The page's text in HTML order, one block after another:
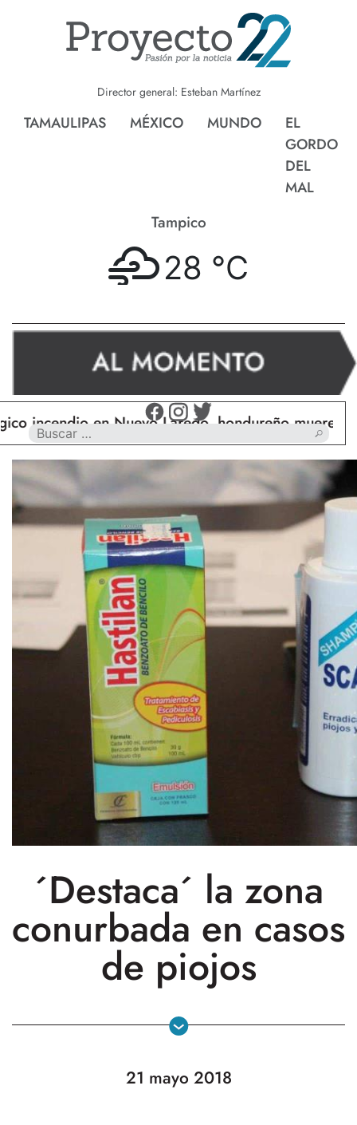
Director general: Esteban Martínez
TAMAULIPAS MÉXICO MUNDO
EL
GORDO
DEL
MAL
Tampico
28 °C
en Nuevo Laredo, hondureño muere calcinado
´Destaca´ la zona
conurbada en casos
de piojos
21 mayo 2018